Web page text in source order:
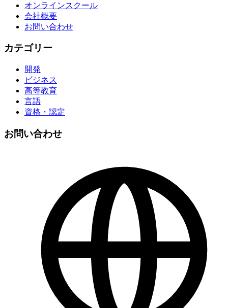
オンラインスクール
会社概要
お問い合わせ
カテゴリー
開発
ビジネス
高等教育
言語
資格・認定
お問い合わせ